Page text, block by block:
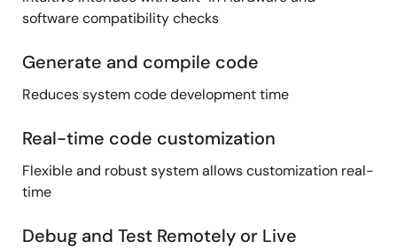
software compatibility checks
Generate and compile code
Reduces system code development time
Real-time code customization
Flexible and robust system allows customization real-
time
Debug and Test Remotely or Live